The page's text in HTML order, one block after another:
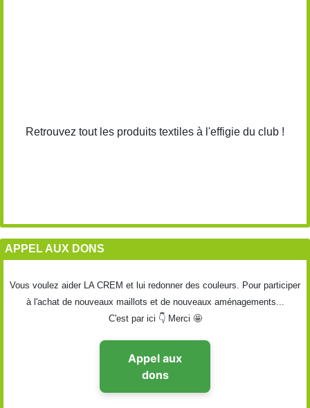
Retrouvez tout les produits textiles à l'effigie du club !
APPEL AUX DONS
Vous voulez aider LA CREM et lui redonner des couleurs. Pour participer
à l'achat de nouveaux maillots et de nouveaux aménagements...
C'est par ici 👇 Merci 🤩
Appel aux
dons